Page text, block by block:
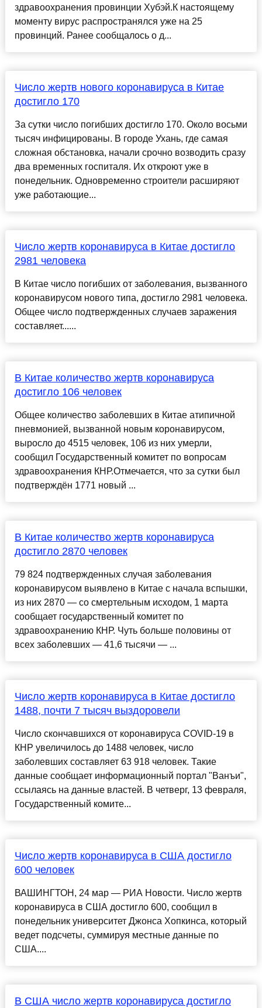
здравоохранения провинции Хубэй.К настоящему
моменту вирус распространялся уже на 25
провинций. Ранее сообщалось о д...
Число жертв нового коронавируса в Китае
достигло 170
За сутки число погибших достигло 170. Около восьми
тысяч инфицированы. В городе Ухань, где самая
сложная обстановка, начали срочно возводить сразу
два временных госпиталя. Их откроют уже в
понедельник. Одновременно строители расширяют
уже работающие...
Число жертв коронавируса в Китае достигло
2981 человека
В Китае число погибших от заболевания, вызванного
коронавирусом нового типа, достигло 2981 человека.
Общее число подтвержденных случаев заражения
составляет......
В Китае количество жертв коронавируса
достигло 106 человек
Общее количество заболевших в Китае атипичной
пневмонией, вызванной новым коронавирусом,
выросло до 4515 человек, 106 из них умерли,
сообщил Государственный комитет по вопросам
здравоохранения КНР.Отмечается, что за сутки был
подтверждён 1771 новый ...
В Китае количество жертв коронавируса
достигло 2870 человек
79 824 подтвержденных случая заболевания
коронавирусом выявлено в Китае с начала вспышки,
из них 2870 — со смертельным исходом, 1 марта
сообщает государственный комитет по
здравоохранению КНР. Чуть больше половины от
всех заболевших — 41,6 тысячи — ...
Число жертв коронавируса в Китае достигло
1488, почти 7 тысяч выздоровели
Число скончавшихся от коронавируса COVID-19 в
КНР увеличилось до 1488 человек, число
заболевших составляет 63 918 человек. Такие
данные сообщает информационный портал "Ванъи",
ссылаясь на данные властей. В четверг, 13 февраля,
Государственный комите...
Число жертв коронавируса в США достигло
600 человек
ВАШИНГТОН, 24 мар — РИА Новости. Число жертв
коронавируса в США достигло 600, сообщил в
понедельник университет Джонса Хопкинса, который
ведет подсчеты, суммируя местные данные по
США....
В США число жертв коронавируса достигло